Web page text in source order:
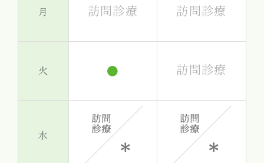
月 訪問診療 訪問診療
火 ● 訪問診療
水